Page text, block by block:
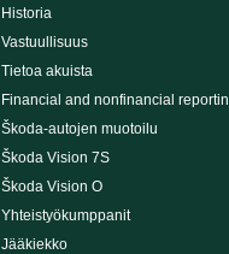
Historia
Vastuullisuus
Tietoa akuista
Financial and nonfinancial reportin
Škoda-autojen muotoilu
Škoda Vision 7S
Škoda Vision O
Yhteistyökumppanit
Jääkiekko